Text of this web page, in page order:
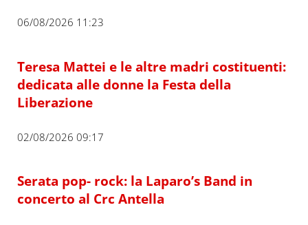
06/08/2026 11:23
Teresa Mattei e le altre madri costituenti:
dedicata alle donne la Festa della
Liberazione
02/08/2026 09:17
Serata pop- rock: la Laparo’s Band in
concerto al Crc Antella